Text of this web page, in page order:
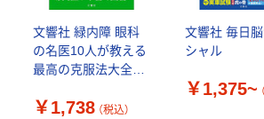
文響社 緑内障 眼科
の名医10人が教える
最高の克服法大全
￥1,738 （税込）
文響社 毎日
シャル
￥1,375~